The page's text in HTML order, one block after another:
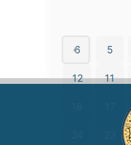
5
6
11
12